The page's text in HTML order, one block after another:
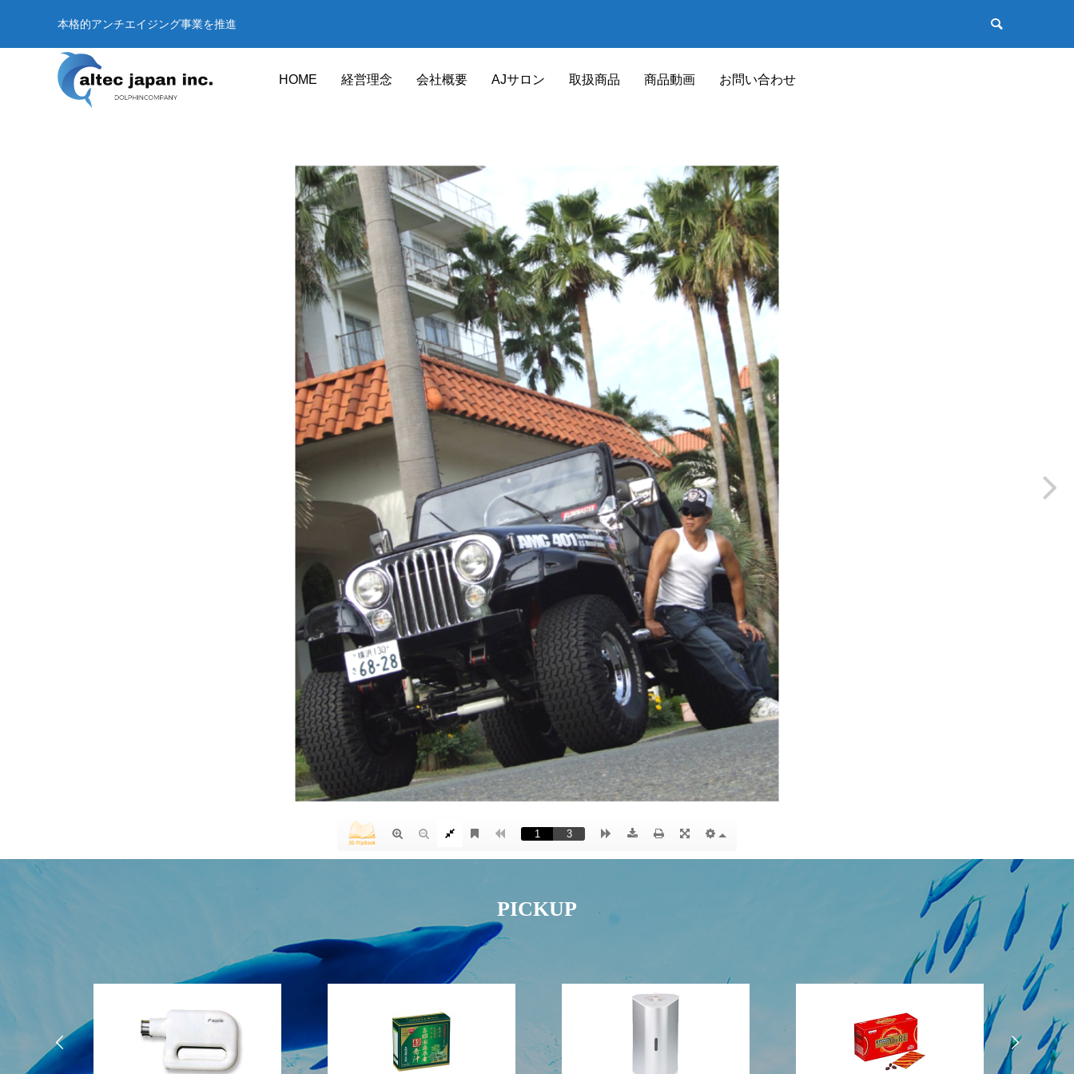
本格的アンチエイジング事業を推進
HOME 経営理念 会社概要 AJサロン 取扱商品 商品動画 お問い合わせ
健康サポート器具
HEALTH SUPPORT
PICKUP